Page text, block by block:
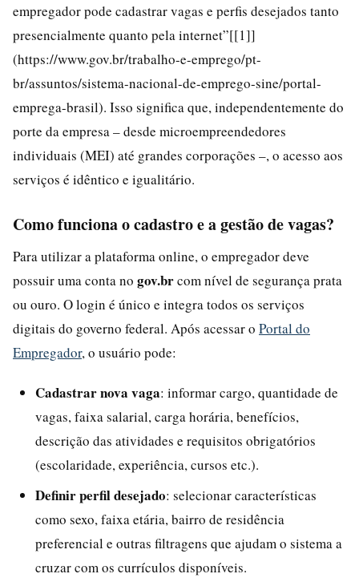
empregador pode cadastrar vagas e perfis desejados tanto
presencialmente quanto pela internet”[[1]]
(https://www.gov.br/trabalho-e-emprego/pt-
br/assuntos/sistema-nacional-de-emprego-sine/portal-
emprega-brasil). Isso significa que, independentemente do
porte da empresa – desde microempreendedores
individuais (MEI) até grandes corporações –, o acesso aos
serviços é idêntico e igualitário.
Como funciona o cadastro e a gestão de vagas?
Para utilizar a plataforma online, o empregador deve
possuir uma conta no gov.brcom nível de segurança prata
ou ouro. O login é único e integra todos os serviços
digitais do governo federal. Após acessar o Portal do
Empregador, o usuário pode:
Cadastrar nova vaga: informar cargo, quantidade de
vagas, faixa salarial, carga horária, benefícios,
descrição das atividades e requisitos obrigatórios
(escolaridade, experiência, cursos etc.).
Definir perfil desejado: selecionar características
como sexo, faixa etária, bairro de residência
preferencial e outras filtragens que ajudam o sistema a
cruzar com os currículos disponíveis.